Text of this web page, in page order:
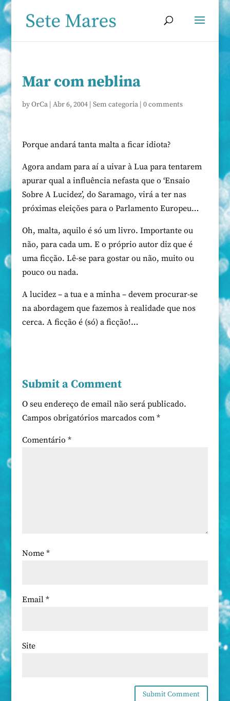
Mar com neblina
byOrCa| Abr 6, 2004| Sem categoria| 0 comments
Porque andará tanta malta a ficar idiota?
Agora andam para aí a uivar à Lua para tentarem
apurar qual a influência nefasta que o ‘Ensaio
Sobre A Lucidez’, do Saramago, virá a ter nas
próximas eleições para o Parlamento Europeu…
Oh, malta, aquilo é só um livro. Importante ou
não, para cada um. E o próprio autor diz que é
uma ficção. Lê-se para gostar ou não, muito ou
pouco ou nada.
A lucidez – a tua e a minha – devem procurar-se
na abordagem que fazemos à realidade que nos
cerca. A ficção é (só) a ficção!…
Submit a Comment
O seu endereço de email não será publicado.
Campos obrigatórios marcados com *
Comentário *
Nome *
Email *
Site